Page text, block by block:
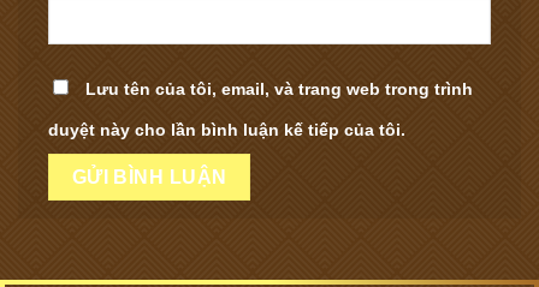
Lưu tên của tôi, email, và trang web trong trình
duyệt này cho lần bình luận kế tiếp của tôi.